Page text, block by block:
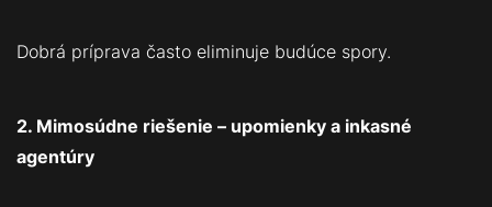
Dobrá príprava často eliminuje budúce spory.
2. Mimosúdne riešenie – upomienky a inkasné
agentúry